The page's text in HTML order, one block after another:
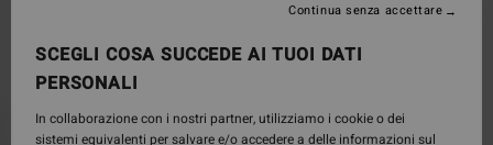
SCEGLI COSA SUCCEDE AI TUOI DATI
PERSONALI
In collaborazione con i nostri partner, utilizziamo i cookie o dei
sistemi equivalenti per salvare e/o accedere a delle informazioni sul
Continua senza accettare